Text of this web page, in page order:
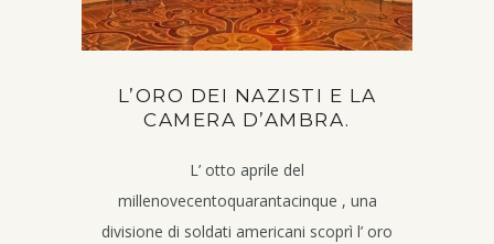
L’ORO DEI NAZISTI E LA
CAMERA D’AMBRA.
L’ otto aprile del
millenovecentoquarantacinque , una
divisione di soldati americani scoprì l’ oro